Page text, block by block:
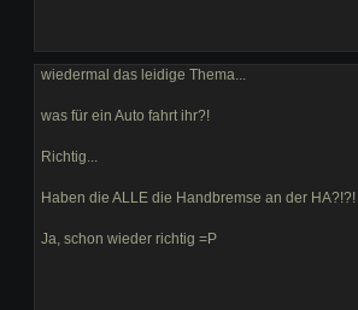
wiedermal das leidige Thema...
was für ein Auto fahrt ihr?!
Richtig...
Haben die ALLE die Handbremse an der HA?!?!
Ja, schon wieder richtig =P